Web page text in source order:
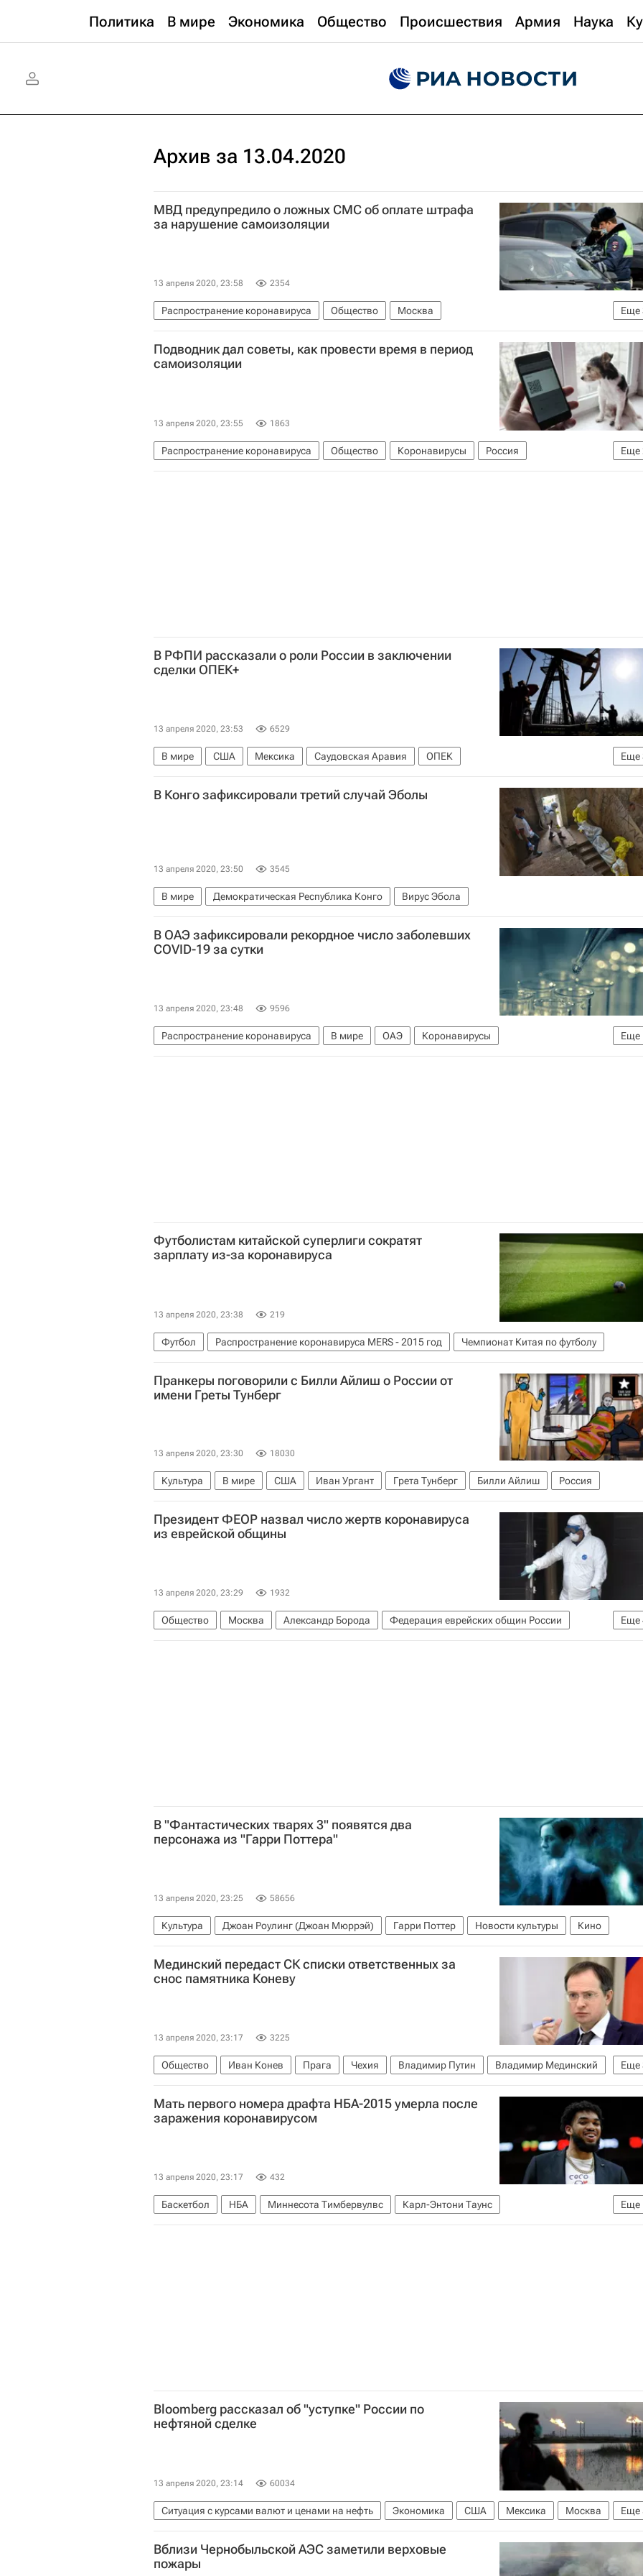
Политика В мире Экономика Общество Происшествия Армия Наука
Архив за 13.04.2020
МВД предупредило о ложных СМС об оплате штрафа
за нарушение самоизоляции
13 апреля 2020, 23:58 2354
Еще
Распространение коронавируса Общество
Москва
Министерство внутренних дел РФ (МВД России)
Коронавирус COVID-19
Коронавирус в России
Подводник дал советы, как провести время в период
самоизоляции
13 апреля 2020, 23:55 1863
Еще
Распространение коронавируса Общество Коронавирусы
Россия
Коронавирус COVID-19
Коронавирус в России
В РФПИ рассказали о роли России в заключении
сделки ОПЕК+
13 апреля 2020, 23:53 6529
Еще
В мире США Мексика Саудовская Аравия
ОПЕК
Российский фонд прямых инвестиций
Кирилл Дмитриев Цены на нефть
В Конго зафиксировали третий случай Эболы
13 апреля 2020, 23:50 3545
В мире Демократическая Республика Конго Вирус Эбола
В ОАЭ зафиксировали рекордное число заболевших
COVID-19 за сутки
13 апреля 2020, 23:48 9596
Еще
Распространение коронавируса В мире ОАЭ
Коронавирусы
Коронавирус COVID-19
Футболистам китайской суперлиги сократят
зарплату из-за коронавируса
13 апреля 2020, 23:38 219
Футбол Распространение коронавируса MERS - 2015 год Чемпионат Китая по футболу
Пранкеры поговорили с Билли Айлиш о России от
имени Греты Тунберг
13 апреля 2020, 23:30 18030
Культура В мире США Иван Ургант Грета Тунберг Билли Айлиш Россия
Президент ФЕОР назвал число жертв коронавируса
из еврейской общины
13 апреля 2020, 23:29 1932
Еще
Общество Москва Александр Борода
Федерация еврейских общин России
Коронавирус COVID-19
Коронавирус в России Религия Религия
В "Фантастических тварях 3" появятся два
персонажа из "Гарри Поттера"
13 апреля 2020, 23:25 58656
Культура Джоан Роулинг (Джоан Мюррэй) Гарри Поттер Новости культуры Кино
Мединский передаст СК списки ответственных за
снос памятника Коневу
13 апреля 2020, 23:17 3225
Еще
Общество Иван Конев Прага Чехия Владимир Путин
Владимир Мединский
Следственный комитет России (СК РФ)
Российское военно-историческое общество (РВИО)
Светлана Петренко
Мать первого номера драфта НБА-2015 умерла после
заражения коронавирусом
13 апреля 2020, 23:17 432
Еще
Баскетбол НБА Миннесота Тимбервулвс
Карл-Энтони Таунс
Спорт в условиях пандемии коронавируса
Bloomberg рассказал об "уступке" России по
нефтяной сделке
13 апреля 2020, 23:14 60034
Еще
Ситуация с курсами валют и ценами на нефть Экономика США Мексика
Москва
Дмитрий Песков
Александр Новак ОПЕК Дональд Трамп Цены на нефть
Вблизи Чернобыльской АЭС заметили верховые
пожары